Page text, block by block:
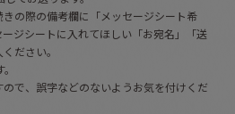
の際の備考欄に「メッセージシート希
ジシートに入れてほしい「お宛名」「送
ださい。
で、誤字などのないようお気を付けくだ